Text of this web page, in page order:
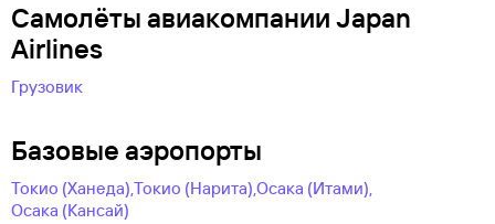
Самолëты авиакомпании Japan
Airlines
Грузовик
Базовые аэропорты
Токио (Ханеда),Токио (Нарита),Осака (Итами),
Осака (Кансай)